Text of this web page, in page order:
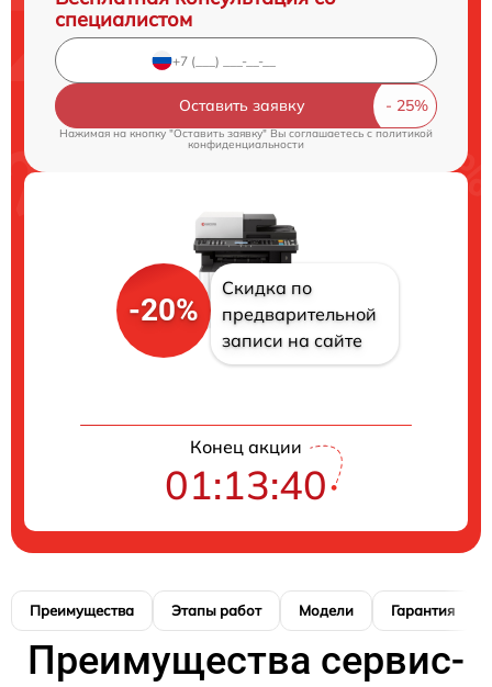
специалистом
Оставить заявку
Нажимая на кнопку "Оставить заявку" Вы соглашаетесь c политикой
конфиденциальности
-20%
Скидка по
предварительной
записи на сайте
Конец акции
01:13:39
Преимущества Этапы работ Модели Гарантия
Преимущества сервис-